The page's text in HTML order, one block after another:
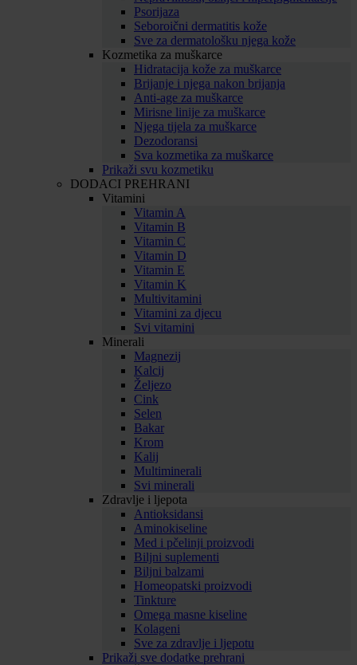
Psorijaza
Seboroični dermatitis kože
Sve za dermatološku njega kože
Kozmetika za muškarce
Hidratacija kože za muškarce
Brijanje i njega nakon brijanja
Anti-age za muškarce
Mirisne linije za muškarce
Njega tijela za muškarce
Dezodoransi
Sva kozmetika za muškarce
Prikaži svu kozmetiku
DODACI PREHRANI
Vitamini
Vitamin A
Vitamin B
Vitamin C
Vitamin D
Vitamin E
Vitamin K
Multivitamini
Vitamini za djecu
Svi vitamini
Minerali
Magnezij
Kalcij
Željezo
Cink
Selen
Bakar
Krom
Kalij
Multiminerali
Svi minerali
Zdravlje i ljepota
Antioksidansi
Aminokiseline
Med i pčelinji proizvodi
Biljni suplementi
Biljni balzami
Homeopatski proizvodi
Tinkture
Omega masne kiseline
Kolageni
Sve za zdravlje i ljepotu
Prikaži sve dodatke prehrani